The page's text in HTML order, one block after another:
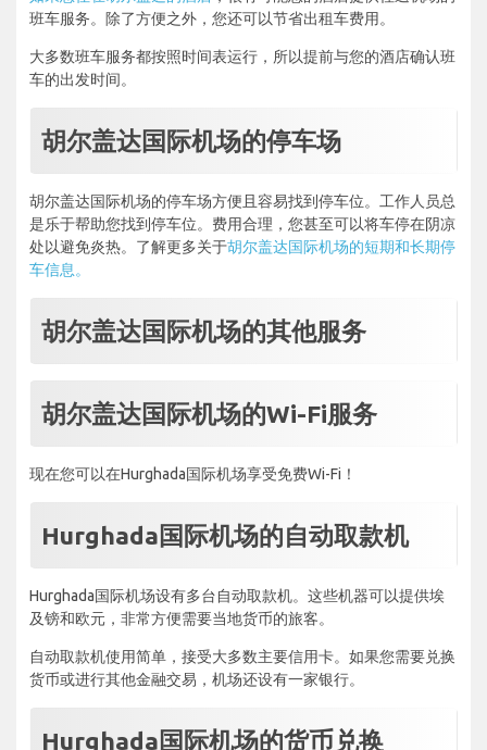
班车服务。除了方便之外，您还可以节省出租车费用。
大多数班车服务都按照时间表运行，所以提前与您的酒店确认班
车的出发时间。
胡尔盖达国际机场的停车场
胡尔盖达国际机场的停车场方便且容易找到停车位。工作人员总
是乐于帮助您找到停车位。费用合理，您甚至可以将车停在阴凉
处以避免炎热。了解更多关于胡尔盖达国际机场的短期和长期停
车信息。
胡尔盖达国际机场的其他服务
胡尔盖达国际机场的Wi-Fi服务
现在您可以在Hurghada国际机场享受免费Wi-Fi！
Hurghada国际机场的自动取款机
Hurghada国际机场设有多台自动取款机。这些机器可以提供埃
及镑和欧元，非常方便需要当地货币的旅客。
自动取款机使用简单，接受大多数主要信用卡。如果您需要兑换
货币或进行其他金融交易，机场还设有一家银行。
Hurghada国际机场的货币兑换